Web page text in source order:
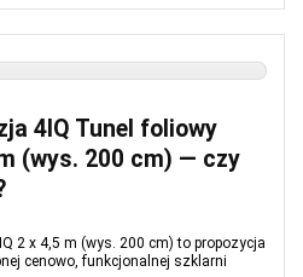
4IQ Tunel foliowy
(wys. 200 cm) — czy
2 x 4,5 m (wys. 200 cm) to propozycja
cenowo, funkcjonalnej szklarni